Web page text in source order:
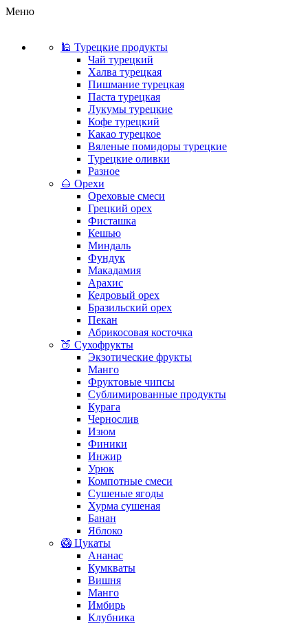
Меню
🕌 Турецкие продукты
Чай турецкий
Халва турецкая
Пишмание турецкая
Паста турецкая
Лукумы турецкие
Кофе турецкий
Какао турецкое
Вяленые помидоры турецкие
Турецкие оливки
Разное
🌰 Орехи
Ореховые смеси
Грецкий орех
Фисташка
Кешью
Миндаль
Фундук
Макадамия
Арахис
Кедровый орех
Бразильский орех
Пекан
Абрикосовая косточка
🍑 Сухофрукты
Экзотические фрукты
Манго
Фруктовые чипсы
Сублимированные продукты
Курага
Чернослив
Изюм
Финики
Инжир
Урюк
Компотные смеси
Сушеные ягоды
Хурма сушеная
Банан
Яблоко
🥝 Цукаты
Ананас
Кумкваты
Вишня
Манго
Имбирь
Клубника